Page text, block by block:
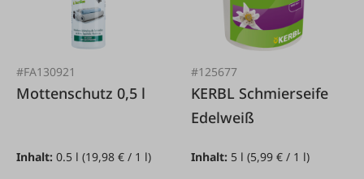
#FA130921
Mottenschutz 0,5 l
Inhalt: 0.5 l (19,98 € / 1 l)
#125677
KERBL Schmierseife
Edelweiß
Inhalt: 5 l(5,99 € / 1 l)